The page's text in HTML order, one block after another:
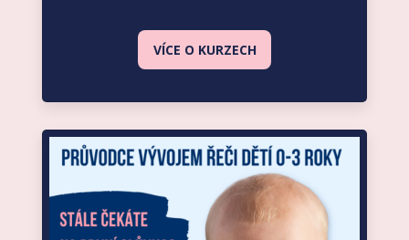
VÍCE O KURZECH